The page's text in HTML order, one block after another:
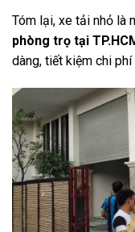
Tóm lại, xe tải nhỏ là
phòng trọ tại
dàng, tiết kiệm chi